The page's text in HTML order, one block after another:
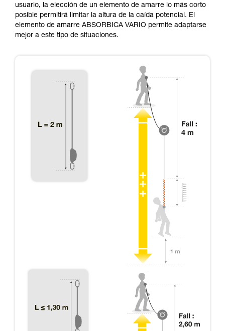
usuario, la elección de un elemento de amarre lo más corto
posible permitirá limitar la altura de la caída potencial. El
elemento de amarre ABSORBICA VARIO permite adaptarse
mejor a este tipo de situaciones.